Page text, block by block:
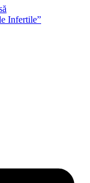
Infertile”